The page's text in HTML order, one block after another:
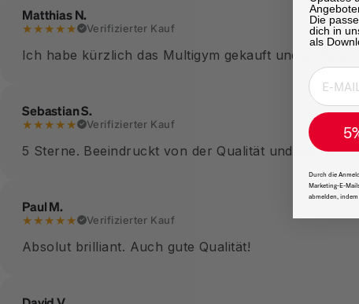
Matthias N.
★★★★★ Verifizierter Kauf
Ich habe kürzlich das Multigym gekauft und es ist
Sebastian S.
★★★★★ Verifizierter Kauf
5 Sterne. Beeindruckt von der Qualität und gut zu
Paul M.
★★★★★ Verifizierter Kauf
Absolut brilliant. Auch gute Qualität!
Die
dich in
als
Durch die
Marketing-E-
abmelden,